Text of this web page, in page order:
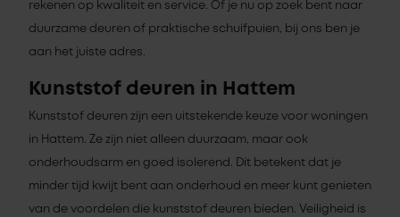
rekenen op kwaliteit en service. Of je nu op zoek bent naar
duurzame deuren of praktische schuifpuien, bij ons ben je
aan het juiste adres.
Kunststof deuren in Hattem
Kunststof deuren zijn een uitstekende keuze voor woningen
in Hattem. Ze zijn niet alleen duurzaam, maar ook
onderhoudsarm en goed isolerend. Dit betekent dat je
minder tijd kwijt bent aan onderhoud en meer kunt genieten
van de voordelen die kunststof deuren bieden. Veiligheid is